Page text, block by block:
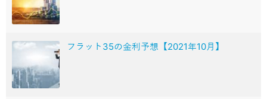
フラット35の金利予想【2021年10月】